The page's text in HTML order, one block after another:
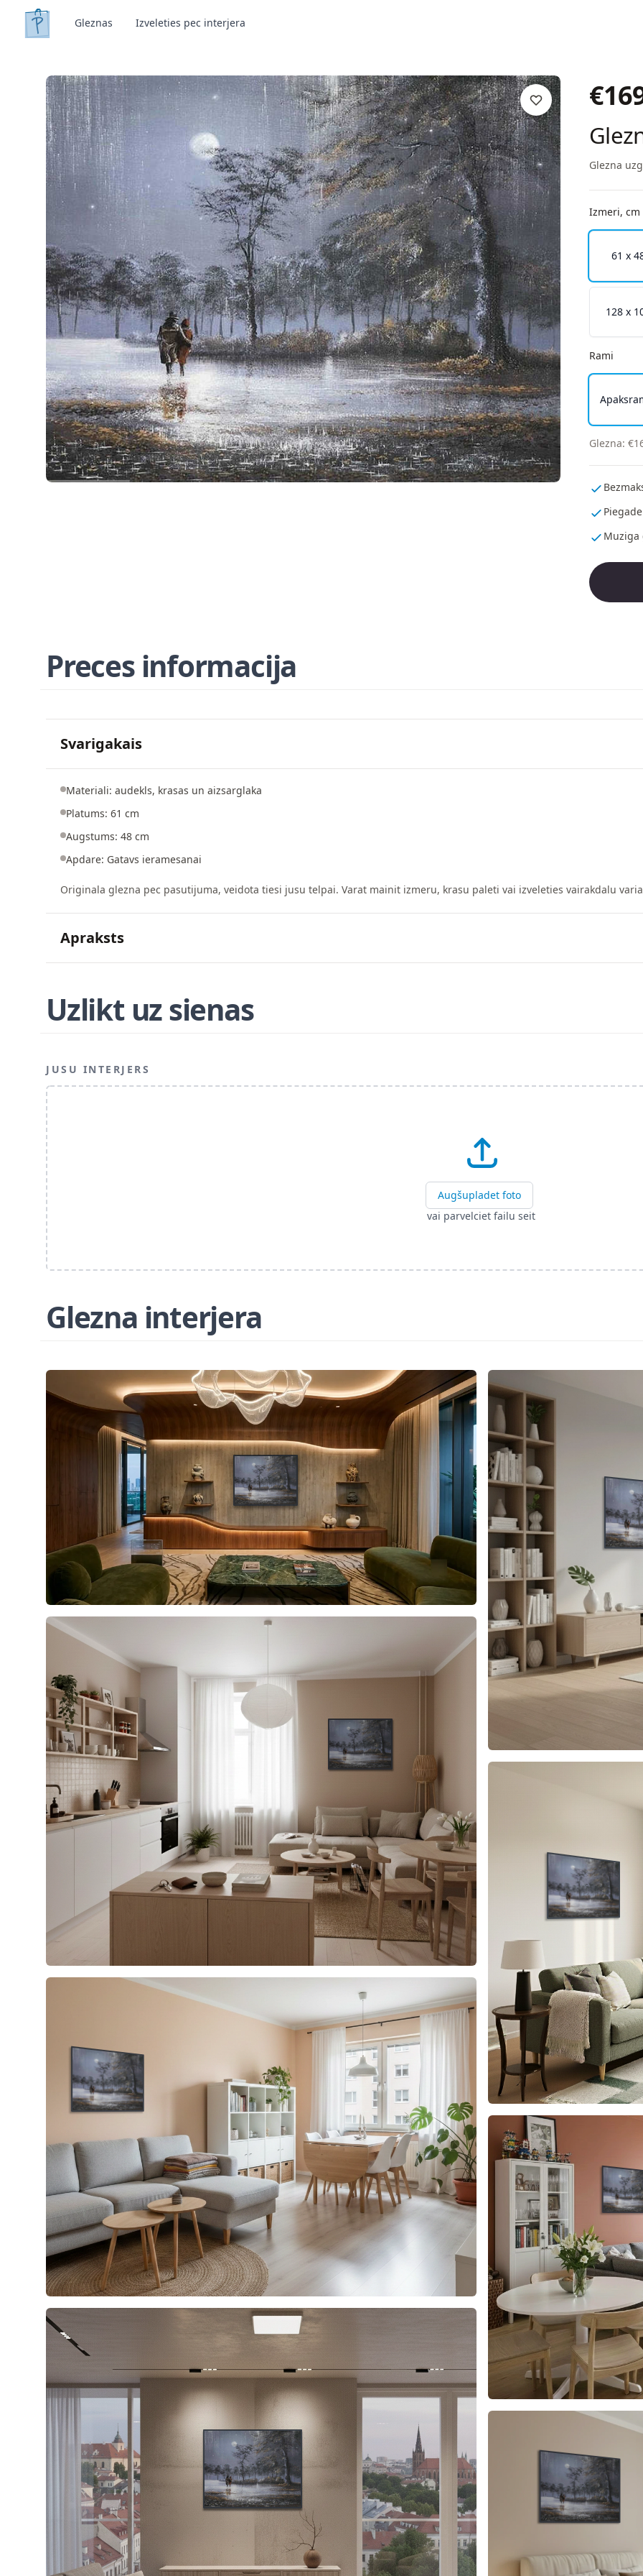
Gleznas Izveleties pec interjera
€
Glezna
Izmeri, cm
61 x
128 x
Rami
Glezna:€
Muziga
Preces informacija
Svarigakais
Materiali: audekls, krasas un aizsarglaka
Platums: 61 cm
Augstums: 48 cm
Apdare: Gatavs ieramesanai
Originala glezna pec pasutijuma, veidota tiesi jusu telpai. Varat mainit izmeru, krasu paleti vai izveleties vairakdalu
Apraksts
Uzlikt uz sienas
JUSU INTERJERS
Augšupladet foto
vai parvelciet failu seit
Glezna interjera